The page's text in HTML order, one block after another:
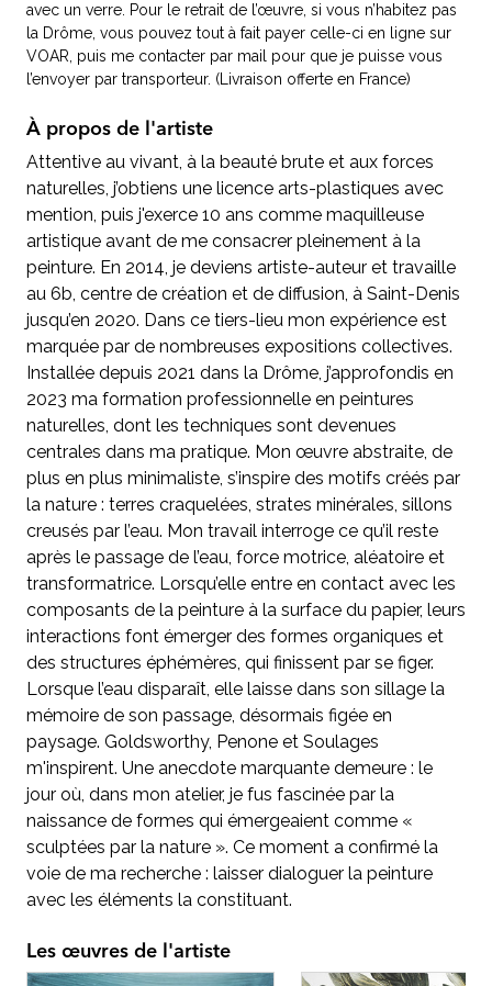
avec un verre. Pour le retrait de l’œuvre, si vous n’habitez pas
la Drôme, vous pouvez tout à fait payer celle-ci en ligne sur
VOAR, puis me contacter par mail pour que je puisse vous
l’envoyer par transporteur. (Livraison offerte en France)
À propos de l'artiste
Attentive au vivant, à la beauté brute et aux forces
naturelles, j’obtiens une licence arts-plastiques avec
mention, puis j'exerce 10 ans comme maquilleuse
artistique avant de me consacrer pleinement à la
peinture. En 2014, je deviens artiste-auteur et travaille
au 6b, centre de création et de diffusion, à Saint-Denis
jusqu’en 2020. Dans ce tiers-lieu mon expérience est
marquée par de nombreuses expositions collectives.
Installée depuis 2021 dans la Drôme, j’approfondis en
2023 ma formation professionnelle en peintures
naturelles, dont les techniques sont devenues
centrales dans ma pratique. Mon œuvre abstraite, de
plus en plus minimaliste, s’inspire des motifs créés par
la nature : terres craquelées, strates minérales, sillons
creusés par l’eau. Mon travail interroge ce qu’il reste
après le passage de l’eau, force motrice, aléatoire et
transformatrice. Lorsqu’elle entre en contact avec les
composants de la peinture à la surface du papier, leurs
interactions font émerger des formes organiques et
des structures éphémères, qui finissent par se figer.
Lorsque l’eau disparaît, elle laisse dans son sillage la
mémoire de son passage, désormais figée en
paysage. Goldsworthy, Penone et Soulages
m'inspirent. Une anecdote marquante demeure : le
jour où, dans mon atelier, je fus fascinée par la
naissance de formes qui émergeaient comme «
sculptées par la nature ». Ce moment a confirmé la
voie de ma recherche : laisser dialoguer la peinture
avec les éléments la constituant.
Les œuvres de l'artiste